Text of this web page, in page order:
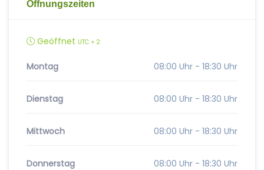
Öffnungszeiten
Geöffnet UTC + 2
Montag 08:00 Uhr - 18:30 Uhr
Dienstag 08:00 Uhr - 18:30 Uhr
Mittwoch 08:00 Uhr - 18:30 Uhr
Donnerstag 08:00 Uhr - 18:30 Uhr